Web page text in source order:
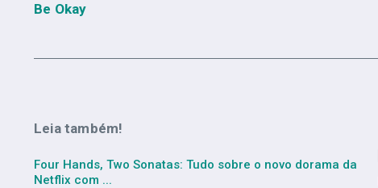
Be Okay
Leia também!
Four Hands, Two Sonatas: Tudo sobre o novo dorama da
Netflix com ...